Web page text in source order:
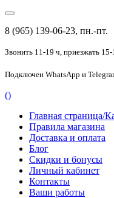
8 (965) 139-06-23, пн.-пт.
Звонить 11-19 ч, приезжать 15-
Подключен WhatsApp и
()
Главная страница/
Правила магазина
Доставка и оплата
Блог
Скидки и бонусы
Личный кабинет
Контакты
Ваши работы